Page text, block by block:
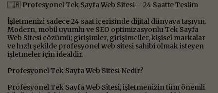
🇹🇷 Profesyonel Tek Sayfa Web Sitesi – 24 Saatte Teslim
İşletmenizi sadece 24 saat içerisinde dijital dünyaya taşıyın.
Modern, mobil uyumlu ve SEO optimizasyonlu Tek Sayfa
Web Sitesi çözümü; girişimler, girişimciler, kişisel markalar
ve hızlı şekilde profesyonel web sitesi sahibi olmak isteyen
işletmeler için idealdir.
Profesyonel Tek Sayfa Web Sitesi Nedir?
Profesyonel Tek Sayfa Web Sitesi, işletmenizin tüm önemli